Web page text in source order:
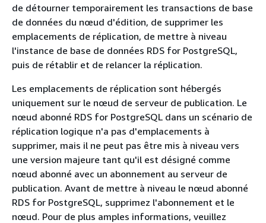
de détourner temporairement les transactions de base
de données du nœud d'édition, de supprimer les
emplacements de réplication, de mettre à niveau
l'instance de base de données RDS for PostgreSQL,
puis de rétablir et de relancer la réplication.
Les emplacements de réplication sont hébergés
uniquement sur le nœud de serveur de publication. Le
nœud abonné RDS for PostgreSQL dans un scénario de
réplication logique n'a pas d'emplacements à
supprimer, mais il ne peut pas être mis à niveau vers
une version majeure tant qu'il est désigné comme
nœud abonné avec un abonnement au serveur de
publication. Avant de mettre à niveau le nœud abonné
RDS for PostgreSQL, supprimez l'abonnement et le
nœud. Pour de plus amples informations, veuillez